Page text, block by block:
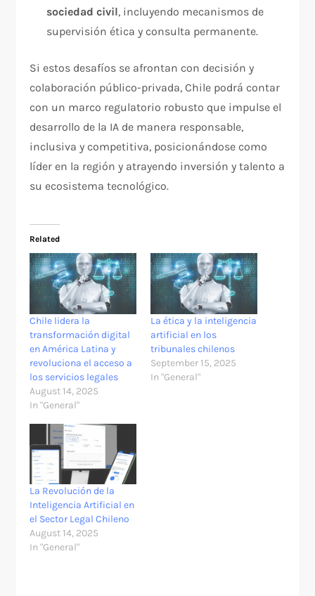
sociedad civil, incluyendo mecanismos de
supervisión ética y consulta permanente.
Si estos desafíos se afrontan con decisión y
colaboración público-privada, Chile podrá contar
con un marco regulatorio robusto que impulse el
desarrollo de la IA de manera responsable,
inclusiva y competitiva, posicionándose como
líder en la región y atrayendo inversión y talento a
su ecosistema tecnológico.
Related
Chile lidera la
transformación digital
en América Latina y
revoluciona el acceso a
los servicios legales
August 14, 2025
In "General"
La ética y la inteligencia
artificial en los
tribunales chilenos
September 15, 2025
In "General"
La Revolución de la
Inteligencia Artificial en
el Sector Legal Chileno
August 14, 2025
In "General"